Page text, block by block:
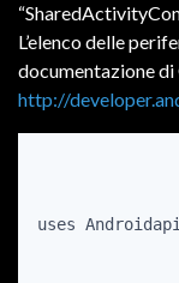
L’elenco delle
documentazione di
http://
uses